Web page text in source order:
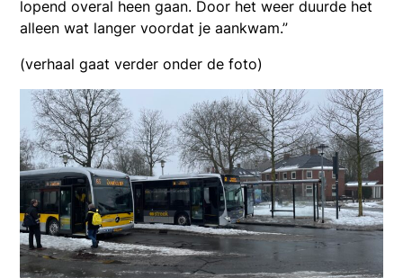
lopend overal heen gaan. Door het weer duurde het
alleen wat langer voordat je aankwam.”
(verhaal gaat verder onder de foto)